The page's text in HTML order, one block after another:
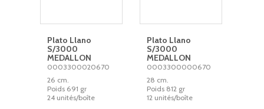
Plato Llano
S/3000
MEDALLON
0003300020670
26 cm.
Poids 691 gr
24 unités/boîte
Plato Llano
S/3000
MEDALLON
0003300000670
28 cm.
Poids 812 gr
12 unités/boîte